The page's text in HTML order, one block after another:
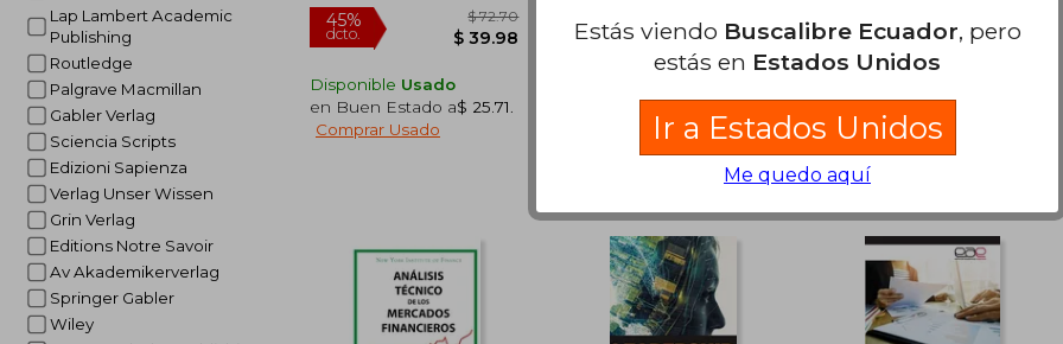
Lap Lambert Academic
Publishing
Routledge
Palgrave Macmillan
Gabler Verlag
Sciencia Scripts
Edizioni Sapienza
Verlag Unser Wissen
Grin Verlag
Editions Notre Savoir
Av Akademikerverlag
Springer Gabler
Wiley
45%
dcto.
Disponible Usado
en Buen Estado a$ 25.71
Comprar Usado
45%
dcto.
45%
dcto.
Estás viendo Buscalibre Ecuador, pero
estás en Estados Unidos
Ir a Estados Unidos
Me quedo aquí